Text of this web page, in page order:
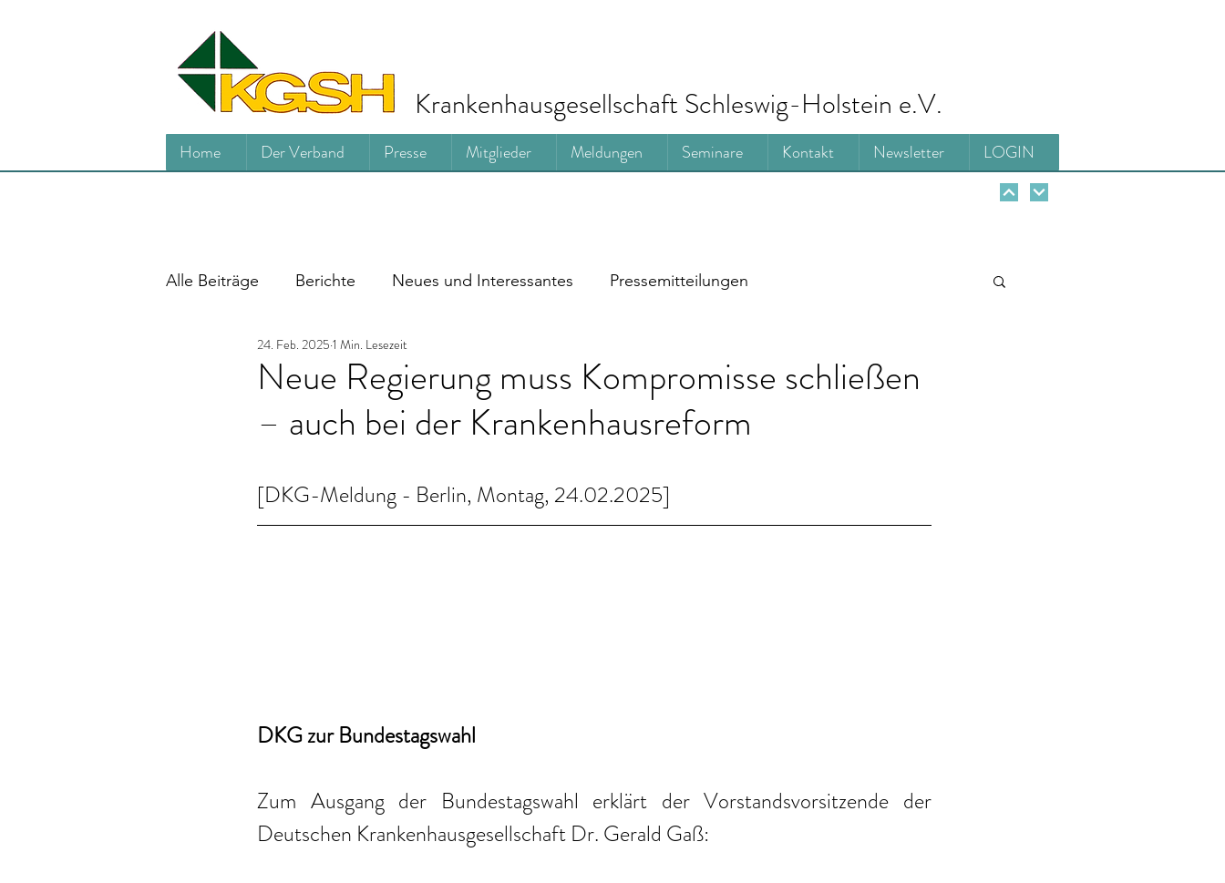
Home Der Verband Presse Mitglieder Meldungen Seminare Kontakt Newsletter LOGIN
Krankenhausgesellschaft Schleswig-Holstein e.V.
Alle Beiträge Berichte Neues und Interessantes Pressemitteilungen
Neue Regierung muss Kompromisse schließen
– auch bei der Krankenhausreform
24. Feb. 2025 1 Min. Lesezeit
[DKG-Meldung - Berlin, Montag, 24.02.2025]
DKG zur Bundestagswahl
Zum Ausgang der Bundestagswahl erklärt der Vorstandsvorsitzende der
Deutschen Krankenhausgesellschaft Dr. Gerald Gaß: